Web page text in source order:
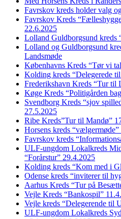
Favrskov kreds holder valg
Favrskov Kreds
22.6.2025
Lolland Guldborgsund kreds
Lolland og Guldborgsund
Landsmøde
Københavns Kreds “Tør vi
Kolding kreds “Delegerede
Frederikshavn Kreds “Tur til
Køge Kreds “Politigården
Svendborg Kreds “sjov
27.5.2025
Ribe Kreds”Tur til Mandø”
Horsens kreds
Favrskov kreds
ULF-ungdom Lokalkreds
“Forårstur” 29.4.2025
Kolding kreds “Kom med i
Odense kreds “inviterer til
Aarhus Kreds “Tur på
Vejle Kreds “Bankospil”
Vejle kreds “Delegerende til
ULF-ungdom Lokalkreds